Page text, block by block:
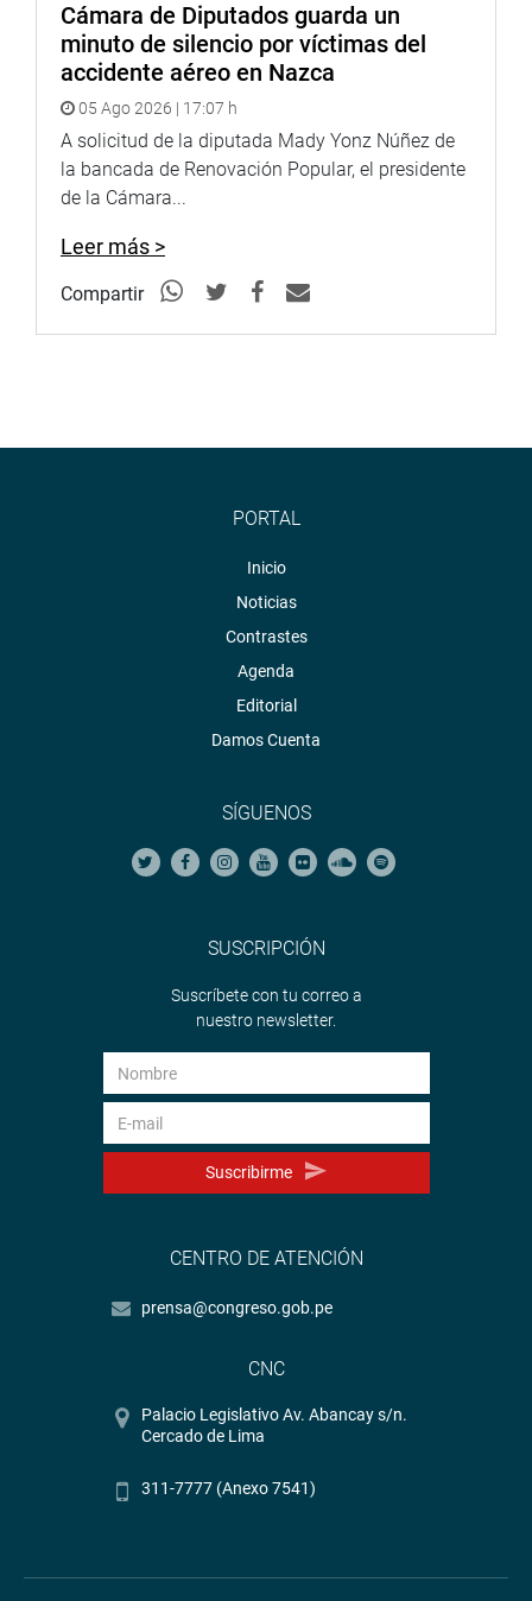
Cámara de Diputados guarda un
minuto de silencio por víctimas del
accidente aéreo en Nazca
05 Ago 2026 | 17:07 h
A solicitud de la diputada Mady Yonz Núñez de
la bancada de Renovación Popular, el presidente
de la Cámara...
Leer más >
Compartir
PORTAL
Inicio
Noticias
Contrastes
Agenda
Editorial
Damos Cuenta
SÍGUENOS
SUSCRIPCIÓN
Suscríbete con tu correo a
nuestro newsletter.
Suscribirme
CENTRO DE ATENCIÓN
prensa@congreso.gob.pe
CNC
Palacio Legislativo Av. Abancay s/n.
Cercado de Lima
311-7777 (Anexo 7541)